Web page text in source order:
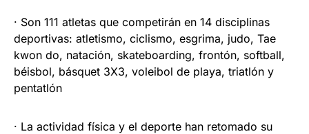
· Son 111 atletas que competirán en 14 disciplinas
deportivas: atletismo, ciclismo, esgrima, judo, Tae
kwon do, natación, skateboarding, frontón, softball,
béisbol, básquet 3X3, voleibol de playa, triatlón y
pentatlón
· La actividad física y el deporte han retomado su